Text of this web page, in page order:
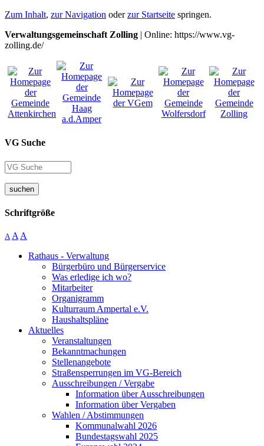
Zum Inhalt, zur Navigation oderzur Startseite springen.
Verwaltungsgemeinschaft Zolling | Online: https://www.vg-
zolling.de/
VG Suche
suchen
Schriftgröße
A A A
Rathaus - Verwaltung
Bürgerbüro und Bürgerservice
Was erledige ich wo?
Mitarbeiter
Organigramm
Kulturraum Ampertal e.V.
Haushaltspläne
Aktuelles
Veranstaltungen
Bekanntmachungen
Stellenangebote
Straßensperrungen im VG-Bereich
Ausschreibungen / Vergabe
Information über Ausschreibungen
Information über Vergaben
Wahlen / Abstimmungen
Kommunalwahl 2026
Bundestagswahl 2025